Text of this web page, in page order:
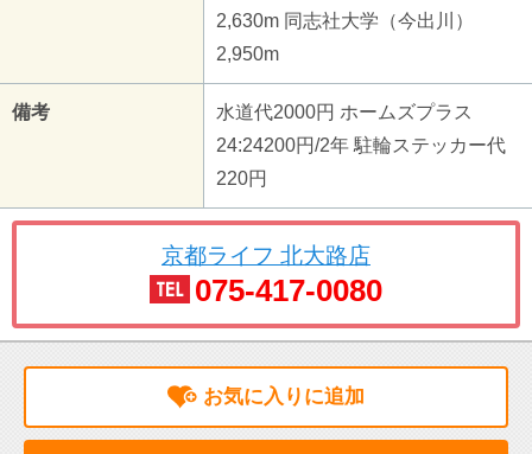
2,630m 同志社大学（今出川）
2,950m
備考
水道代2000円 ホームズプラス
24:24200円/2年 駐輪ステッカー代
220円
京都ライフ 北大路店
075-417-0080
お気に入りに追加